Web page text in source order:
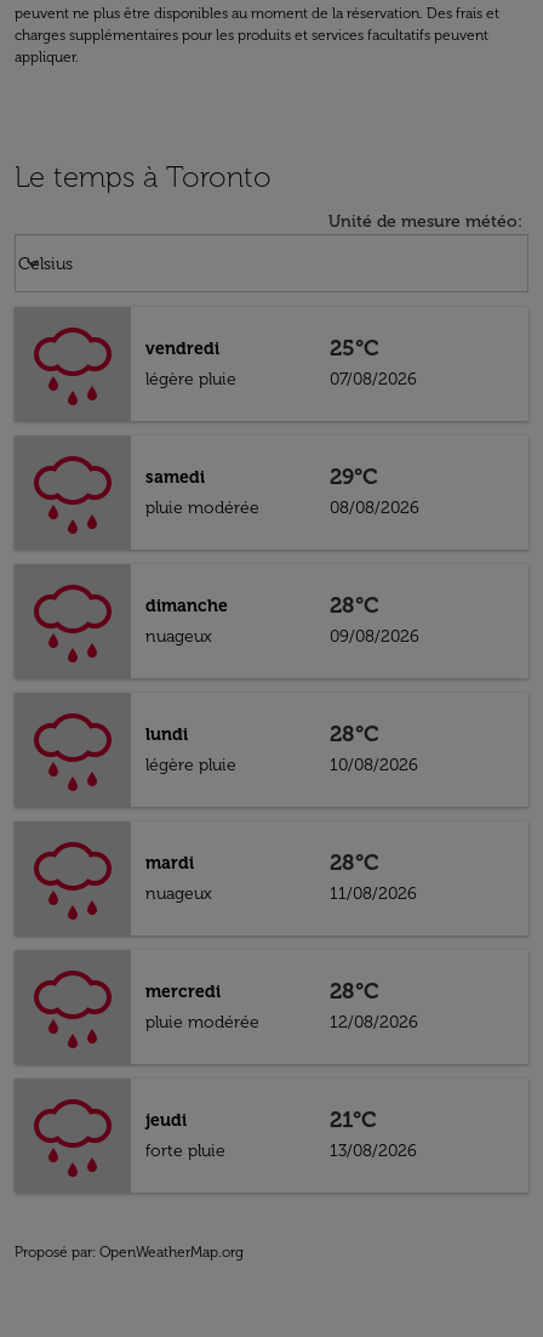
peuvent ne plus être disponibles au moment de la réservation. Des frais et
charges supplémentaires pour les produits et services facultatifs peuvent
appliquer.
Le temps à Toronto
Unité de mesure météo:
Celsius
keyboard_arrow_down
vendredi
légère pluie
25°C
07/08/2026
samedi
pluie modérée
29°C
08/08/2026
dimanche
nuageux
28°C
09/08/2026
lundi
légère pluie
28°C
10/08/2026
mardi
nuageux
28°C
11/08/2026
mercredi
pluie modérée
28°C
12/08/2026
jeudi
forte pluie
21°C
13/08/2026
Proposé par: OpenWeatherMap.org